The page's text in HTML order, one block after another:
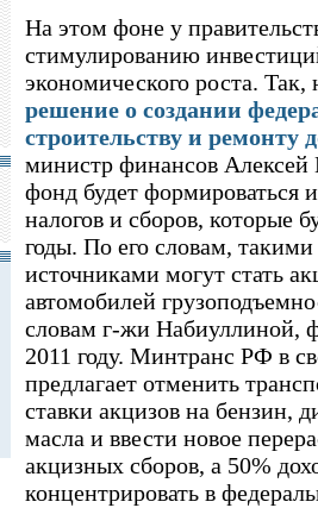
На этом фоне у
стимулированию
экономического роста.
решение о создании
строительству и ремонту
министр финансов Алексей
фонд будет формироваться
налогов и сборов, которые
годы. По его словам,
источниками могут стать
автомобилей
словам г-жи Набиуллиной,
2011 году. Минтранс РФ в
предлагает отменить
ставки акцизов на бензин,
масла и ввести новое
акцизных сборов, а 50%
концентрировать в